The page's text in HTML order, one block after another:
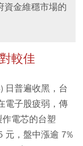
資金維穩市場的
較佳
日普遍收黑，台
電子股疲弱，傳
電芯的台塑
元，盤中漲逾 7%